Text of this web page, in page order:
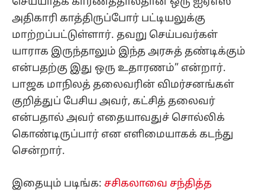
அதிகாரி காத்திருப்போர் பட்டியலுக்கு
மாற்றப்பட்டுள்ளார். தவறு செய்பவர்கள்
யாராக இருந்தாலும் இந்த அரசுத் தண்டிக்கும்
என்பதற்கு இது ஒரு உதாரணம்” என்றார்.
பாஜக மாநிலத் தலைவரின் விமர்சனங்கள்
குறித்துப் பேசிய அவர், கட்சித் தலைவர்
என்பதால் அவர் எதையாவதுச் சொல்லிக்
கொண்டிருப்பார் என எளிமையாகக் கடந்து
சென்றார்.
இதையும் படிங்க: சசிகலாவை சந்தித்த